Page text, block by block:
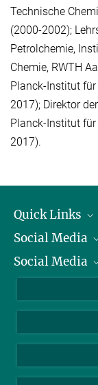
Technische
(2000-2002);
Petrolchemie,
Chemie, RWTH
Planck-Institut
2017); Direktor
Planck-Institut
2017).
Quick Links
Präsident
Zahlen und
Meldestelle
Social Media
Bluesky
TikTok
Social Media
Instagram
YouTube